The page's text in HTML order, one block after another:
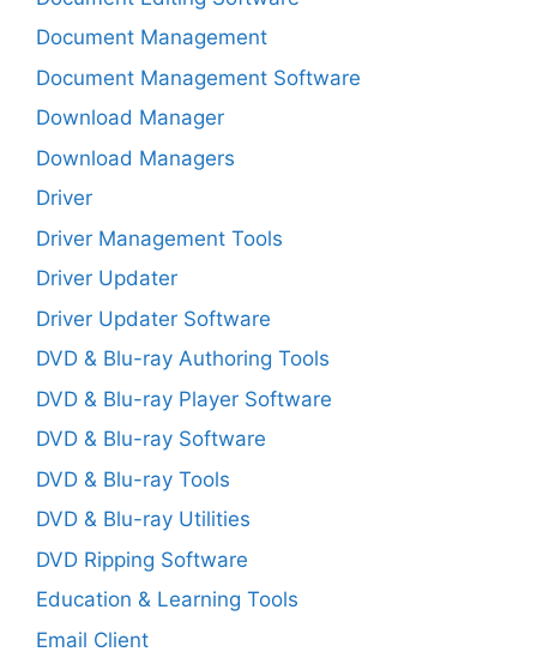
Document Management
Document Management Software
Download Manager
Download Managers
Driver
Driver Management Tools
Driver Updater
Driver Updater Software
DVD & Blu-ray Authoring Tools
DVD & Blu-ray Player Software
DVD & Blu-ray Software
DVD & Blu-ray Tools
DVD & Blu-ray Utilities
DVD Ripping Software
Education & Learning Tools
Email Client